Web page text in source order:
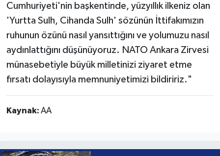
Cumhuriyeti'nin başkentinde, yüzyıllık ilkeniz olan
'Yurtta Sulh, Cihanda Sulh' sözünün İttifakımızın
ruhunun özünü nasıl yansıttığını ve yolumuzu nasıl
aydınlattığını düşünüyoruz. NATO Ankara Zirvesi
münasebetiyle büyük milletinizi ziyaret etme
fırsatı dolayısıyla memnuniyetimizi bildiririz."
Kaynak: AA